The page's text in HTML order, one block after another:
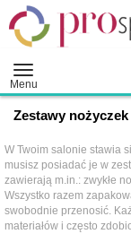
Menu
Zestawy nożyczek
W Twoim salonie stawia
musisz posiadać je w
zawierają m.in.: zwykłe
Wszystko razem
swobodnie przenosić.
materiałów i często